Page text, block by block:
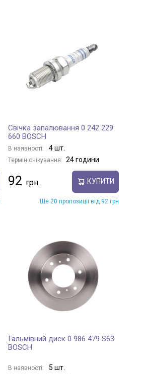
Свічка запалювання 0 242 229
660 BOSCH
В наявності: 4 шт.
Термін очікування: 24 години
92 КУПИТИ
Ще 20 пропозиції від 92 грн
Гальмівний диск 0 986 479 S63
BOSCH
В наявності: 5 шт.